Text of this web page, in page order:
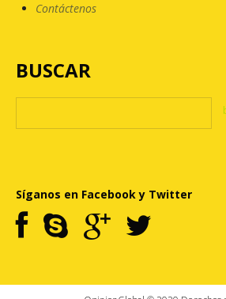
Contáctenos
BUSCAR
Síganos en Facebook y Twitter